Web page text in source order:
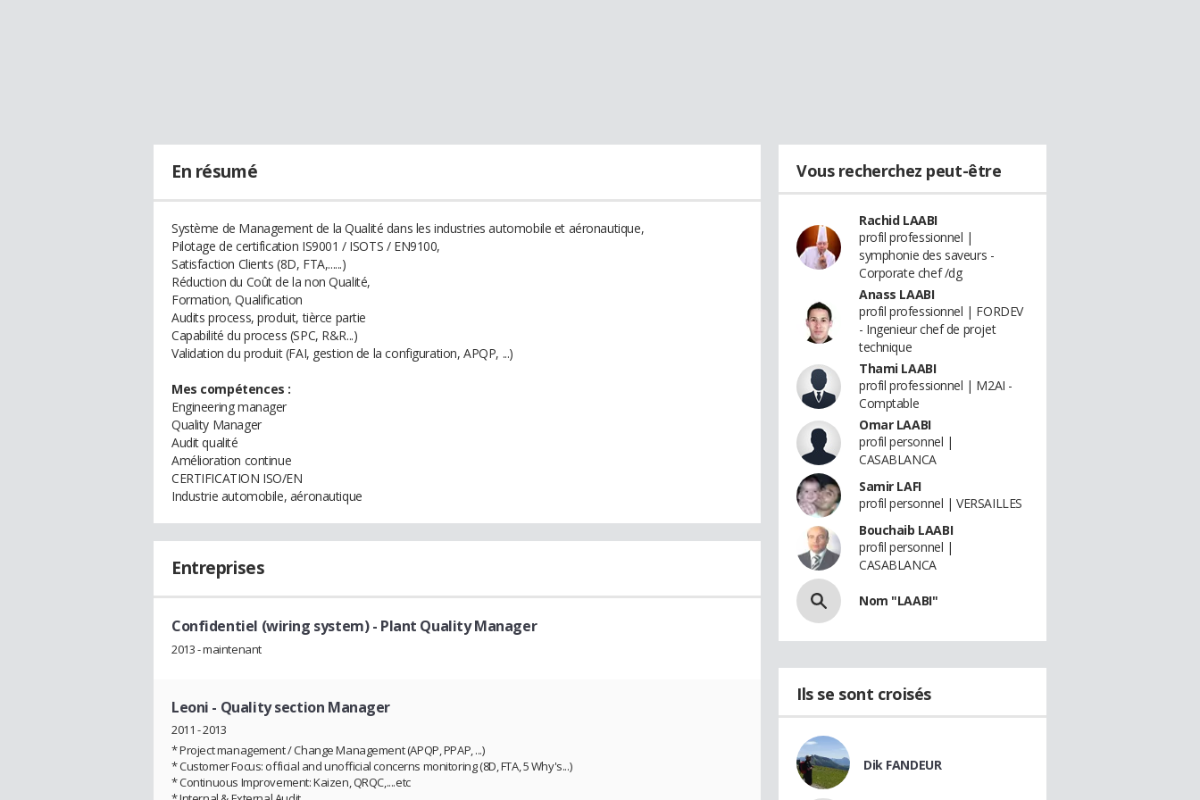
En résumé
Système de Management de la Qualité dans les industries automobile et aéronautique,
Pilotage de certification IS9001 / ISOTS / EN9100,
Satisfaction Clients (8D, FTA,......)
Réduction du Coût de la non Qualité,
Formation, Qualification
Audits process, produit, tièrce partie
Capabilité du process (SPC, R&R...)
Validation du produit (FAI, gestion de la configuration, APQP, ...)
Mes compétences :
Engineering manager
Quality Manager
Audit qualité
Amélioration continue
CERTIFICATION ISO/EN
Industrie automobile, aéronautique
Entreprises
Confidentiel (wiring system)- Plant Quality Manager
2013 - maintenant
Leoni - Quality section Manager
2011 - 2013
* Project management / Change Management (APQP, PPAP, ...)
* Customer Focus: official and unofficial concerns monitoring (8D, FTA, 5 Why's...)
* Continuous Improvement: Kaizen, QRQC,....etc
Vous recherchez peut-être
Rachid LAABI
profil professionnel |
symphonie des saveurs -
Corporate chef /dg
Anass LAABI
profil professionnel | FORDEV
- Ingenieur chef de projet
technique
Thami LAABI
profil professionnel | M2AI -
Comptable
Omar LAABI
profil personnel |
CASABLANCA
Samir LAFI
profil personnel | VERSAILLES
Bouchaib LAABI
profil personnel |
CASABLANCA
Nom "LAABI"
Ils se sont croisés
Dik FANDEUR